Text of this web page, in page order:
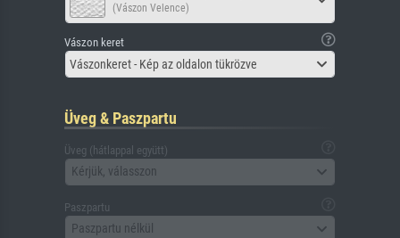
(Vászon Velence)
Vászon keret
Vászonkeret - Kép az oldalon tükrözve
Üveg & Paszpartu
Üveg (hátlappal együtt)
Kérjük, válasszon
Paszpartu
Paszpartu nélkül